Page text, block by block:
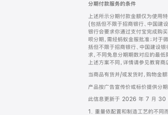
页
脚
分期付款服务的条件
上述所示分期付款金额仅为使用
(包括但不限于招商银行、中国建
银行会要求你通过支付宝完成购
呗分期，需经蚂蚁金服批准；对
括但不限于招商银行、中国建设
求，不同免息分期期数对应的最
上述方案不同，详情请参见教育
当商品有货并/或发货时，购物金
产品按广告宣传价或标价提供分
此信息更新于 2026 年 7 月 30
1. 重量依配置和制造工艺的不同